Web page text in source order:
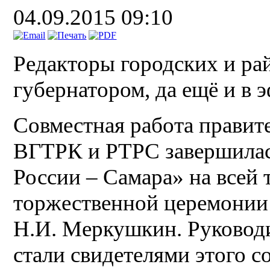
04.09.2015 09:10
Редакторы городских и
губернатором, да ещё и в
Совместная работа
ВГТРК и РТРС
России – Самара» на всей
торжественной
Н.И. Меркушкин.
стали свидетелями этого